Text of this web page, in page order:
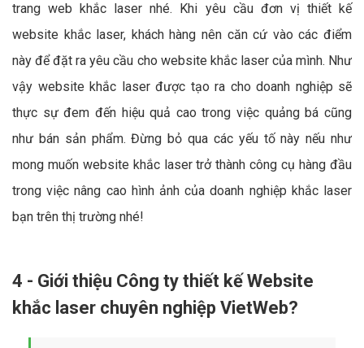
trang web khắc laser nhé. Khi yêu cầu đơn vị thiết kế
website khắc laser, khách hàng nên căn cứ vào các điểm
này để đặt ra yêu cầu cho website khắc laser của mình. Như
vậy website khắc laser được tạo ra cho doanh nghiệp sẽ
thực sự đem đến hiệu quả cao trong việc quảng bá cũng
như bán sản phẩm. Đừng bỏ qua các yếu tố này nếu như
mong muốn website khắc laser trở thành công cụ hàng đầu
trong việc nâng cao hình ảnh của doanh nghiệp khắc laser
bạn trên thị trường nhé!
4 - Giới thiệu Công ty thiết kế Website
khắc laser chuyên nghiệp VietWeb?